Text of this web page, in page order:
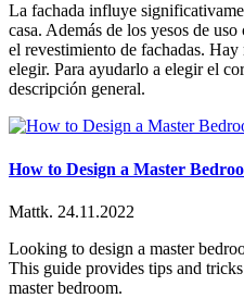
La fachada influye
casa. Además de los yesos de
el revestimiento de fachadas.
elegir. Para ayudarlo a elegir el
descripción general.
How to Design a Master
Mattk. 24.11.2022
Looking to design a master
This guide provides tips and
master bedroom.